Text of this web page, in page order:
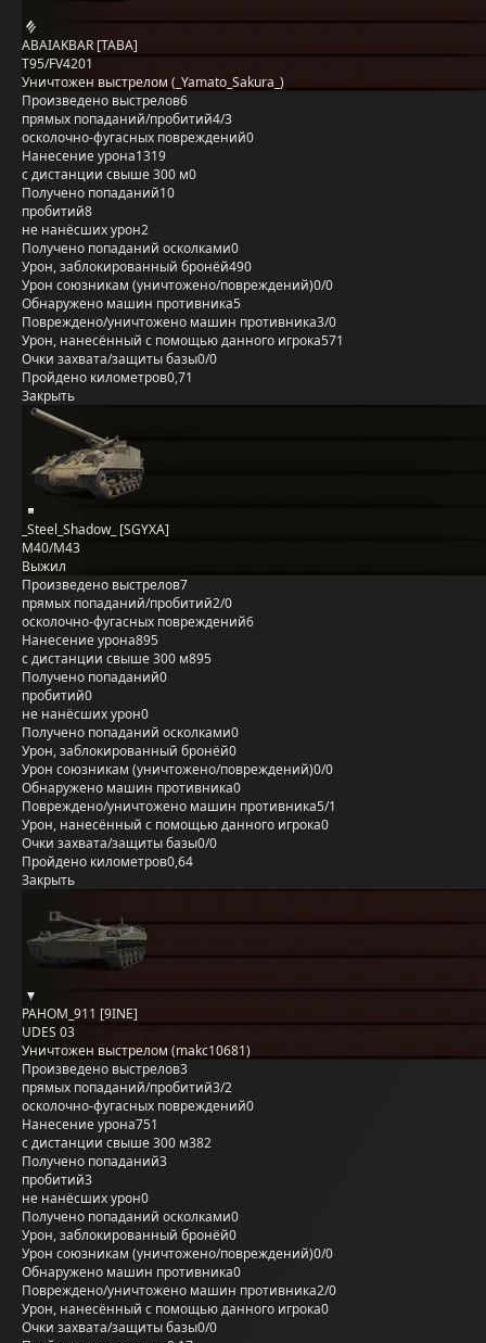
ABAIAKBAR [TABA]
T95/FV4201
Уничтожен выстрелом (_Yamato_Sakura_)
Произведено выстрелов6
прямых попаданий/пробитий4/3
осколочно-фугасных повреждений0
Нанесение урона1319
с дистанции свыше 300 м0
Получено попаданий10
пробитий8
не нанёсших урон2
Получено попаданий осколками0
Урон, заблокированный бронёй490
Урон союзникам (уничтожено/повреждений)0/0
Обнаружено машин противника5
Повреждено/уничтожено машин противника3/0
Урон, нанесённый с помощью данного игрока571
Очки захвата/защиты базы0/0
Пройдено километров0,71
Закрыть
_Steel_Shadow_ [SGYXA]
M40/M43
Выжил
Произведено выстрелов7
прямых попаданий/пробитий2/0
осколочно-фугасных повреждений6
Нанесение урона895
с дистанции свыше 300 м895
Получено попаданий0
пробитий0
не нанёсших урон0
Получено попаданий осколками0
Урон, заблокированный бронёй0
Урон союзникам (уничтожено/повреждений)0/0
Обнаружено машин противника0
Повреждено/уничтожено машин противника5/1
Урон, нанесённый с помощью данного игрока0
Очки захвата/защиты базы0/0
Пройдено километров0,64
Закрыть
PAHOM_911 [9INE]
UDES 03
Уничтожен выстрелом (makc10681)
Произведено выстрелов3
прямых попаданий/пробитий3/2
осколочно-фугасных повреждений0
Нанесение урона751
с дистанции свыше 300 м382
Получено попаданий3
пробитий3
не нанёсших урон0
Получено попаданий осколками0
Урон, заблокированный бронёй0
Урон союзникам (уничтожено/повреждений)0/0
Обнаружено машин противника0
Повреждено/уничтожено машин противника2/0
Урон, нанесённый с помощью данного игрока0
Очки захвата/защиты базы0/0